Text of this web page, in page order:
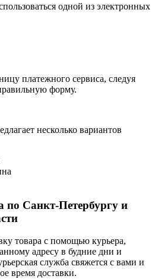
одной из электронных
платежного сервиса, следуя
форму.
несколько вариантов
по Санкт-Петербургу и
товара с помощью курьера,
адресу в будние дни и
служба свяжется с вами и
время доставки.